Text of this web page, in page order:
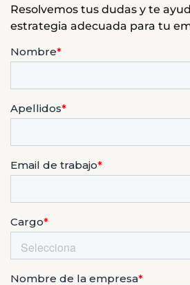
Resolvemos tus dudas y te
estrategia adecuada para tu